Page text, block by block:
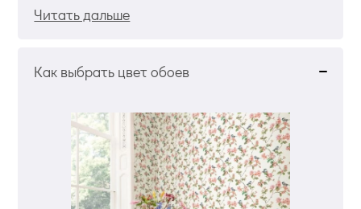
Читать дальше
Как выбрать цвет обоев